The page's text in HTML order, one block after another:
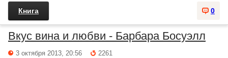
0
Книга
Вкус вина и любви - Барбара Босуэлл
3 октября 2013, 20:56 2261